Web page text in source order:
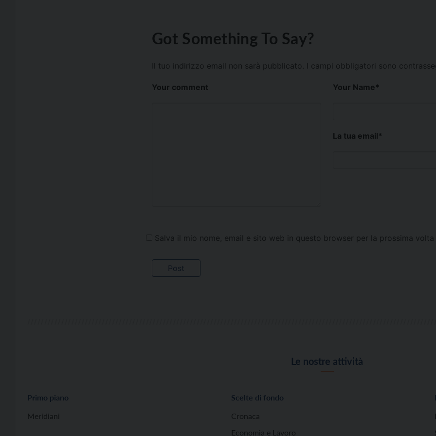
Got Something To Say?
Il tuo indirizzo email non sarà pubblicato. I campi obbligatori sono
Your comment Your Name*
La tua email*
Salva il mio nome, email e sito web in questo browser per la prossima volta
Le nostre attività
Primo piano
Meridiani
Scelte di fondo
Cronaca
Economia e Lavoro